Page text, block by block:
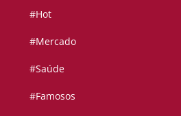
#Hot
#Mercado
#Saúde
#Famosos